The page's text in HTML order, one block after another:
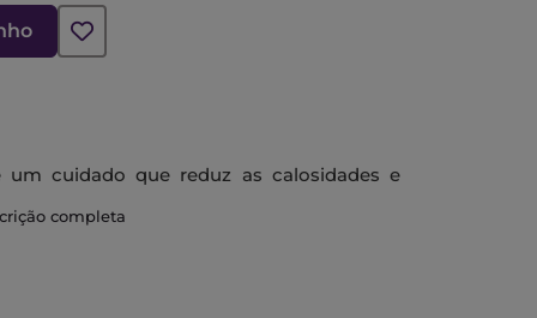
cuidado que reduz as calosidades e
suaves e macios.
completa